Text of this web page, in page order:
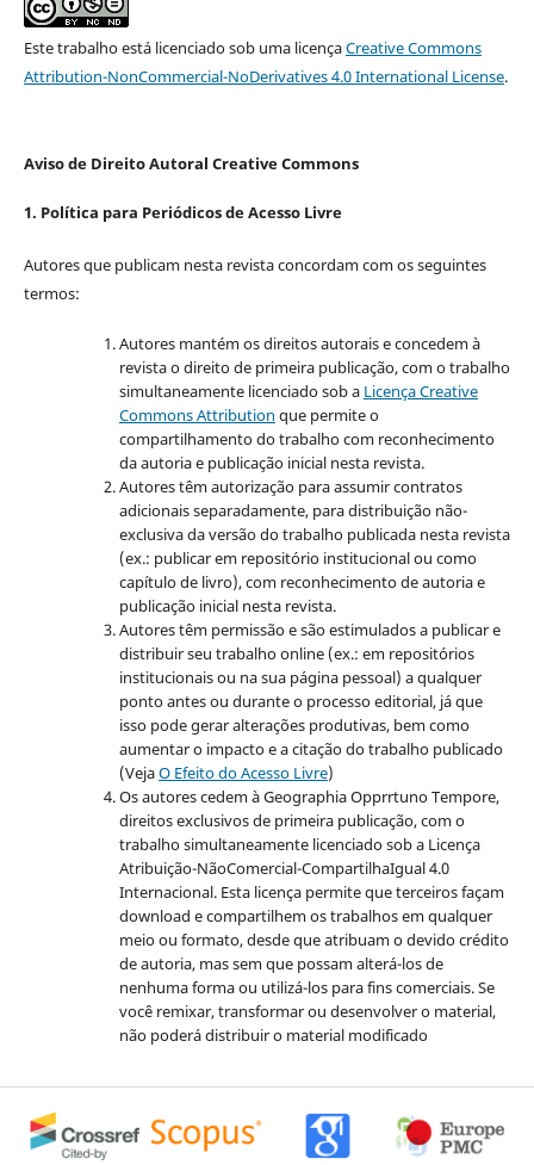
Este trabalho está licenciado sob uma licençaCreative Commons
Attribution-NonCommercial-NoDerivatives 4.0 International License.
Aviso de Direito Autoral Creative Commons
1. Política para Periódicos de Acesso Livre
Autores que publicam nesta revista concordam com os seguintes
termos:
Autores mantém os direitos autorais e concedem à
revista o direito de primeira publicação, com o trabalho
simultaneamente licenciado sob a Licença Creative
Commons Attribution que permite o
compartilhamento do trabalho com reconhecimento
da autoria e publicação inicial nesta revista.
Autores têm autorização para assumir contratos
adicionais separadamente, para distribuição não-
exclusiva da versão do trabalho publicada nesta revista
(ex.: publicar em repositório institucional ou como
capítulo de livro), com reconhecimento de autoria e
publicação inicial nesta revista.
Autores têm permissão e são estimulados a publicar e
distribuir seu trabalho online (ex.: em repositórios
institucionais ou na sua página pessoal) a qualquer
ponto antes ou durante o processo editorial, já que
isso pode gerar alterações produtivas, bem como
aumentar o impacto e a citação do trabalho publicado
(VejaO Efeito do Acesso Livre)
Os autores cedem à Geographia Opprrtuno Tempore,
direitos exclusivos de primeira publicação, com o
trabalho simultaneamente licenciado sob a Licença
Atribuição-NãoComercial-CompartilhaIgual 4.0
Internacional. Esta licença permite que terceiros façam
download e compartilhem os trabalhos em qualquer
meio ou formato, desde que atribuam o devido crédito
de autoria, mas sem que possam alterá-los de
nenhuma forma ou utilizá-los para fins comerciais. Se
você remixar, transformar ou desenvolver o material,
não poderá distribuir o material modificado